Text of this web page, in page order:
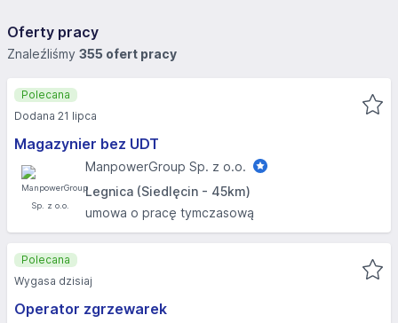
Oferty pracy
Znaleźliśmy 355 ofert pracy
Magazynier bez UDT
ManpowerGroup Sp. z o.o.
Legnica (Siedlęcin - 45km)
umowa o pracę tymczasową
Polecana
Dodana 21 lipca
Operator zgrzewarek
Polecana
Wygasa dzisiaj